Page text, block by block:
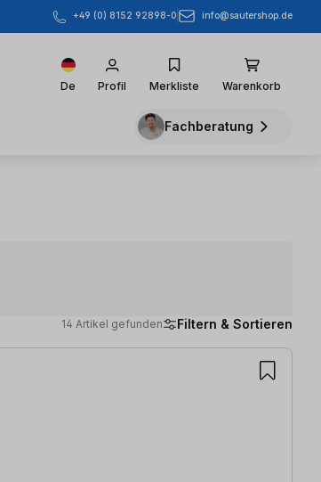
+49 (0) 8152 92898-0 info@sautershop.de
De Profil Merkliste Warenkorb
Fachberatung
14 Artikel gefunden Filtern & Sortieren